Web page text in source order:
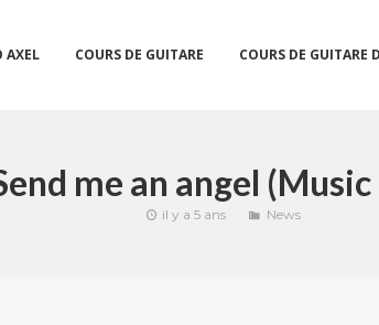
AXEL COURS DE GUITARE COURS DE GUITARE
me an angel
il y a 5 ans News